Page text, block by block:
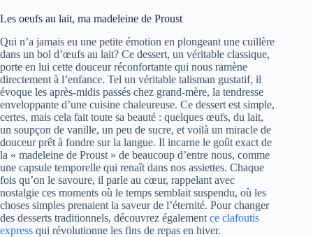
Les oeufs au lait, ma madeleine de Proust
Qui n’a jamais eu une petite émotion en plongeant une cuillère
dans un bol d’œufs au lait? Ce dessert, un véritable classique,
porte en lui cette douceur réconfortante qui nous ramène
directement à l’enfance. Tel un véritable talisman gustatif, il
évoque les après-midis passés chez grand-mère, la tendresse
enveloppante d’une cuisine chaleureuse. Ce dessert est simple,
certes, mais cela fait toute sa beauté : quelques œufs, du lait,
un soupçon de vanille, un peu de sucre, et voilà un miracle de
douceur prêt à fondre sur la langue. Il incarne le goût exact de
la « madeleine de Proust » de beaucoup d’entre nous, comme
une capsule temporelle qui renaît dans nos assiettes. Chaque
fois qu’on le savoure, il parle au cœur, rappelant avec
nostalgie ces moments où le temps semblait suspendu, où les
choses simples prenaient la saveur de l’éternité. Pour changer
des desserts traditionnels, découvrez également ce clafoutis
express qui révolutionne les fins de repas en hiver.